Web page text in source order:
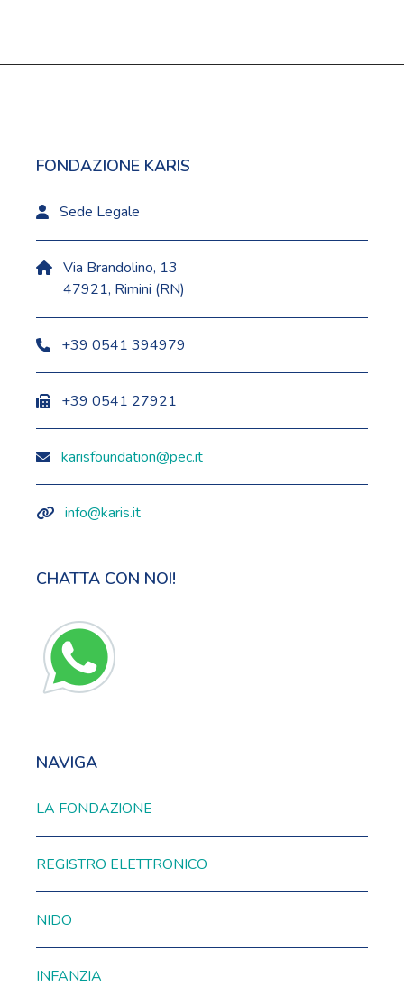
FONDAZIONE KARIS
Sede Legale
Via Brandolino, 13
47921, Rimini (RN)
+39 0541 394979
+39 0541 27921
karisfoundation@pec.it
info@karis.it
CHATTA CON NOI!
NAVIGA
LA FONDAZIONE
REGISTRO ELETTRONICO
NIDO
INFANZIA